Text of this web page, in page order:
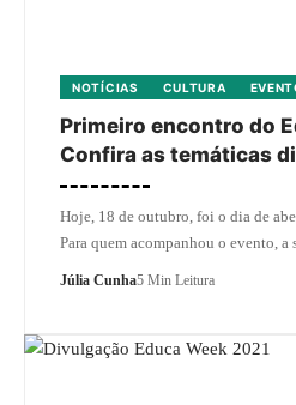
NOTÍCIAS CULTURA
Primeiro encontro do
Confira as temáticas
Hoje, 18 de outubro, foi o dia de
Para quem acompanhou o evento, a
Júlia Cunha5 Min Leitura